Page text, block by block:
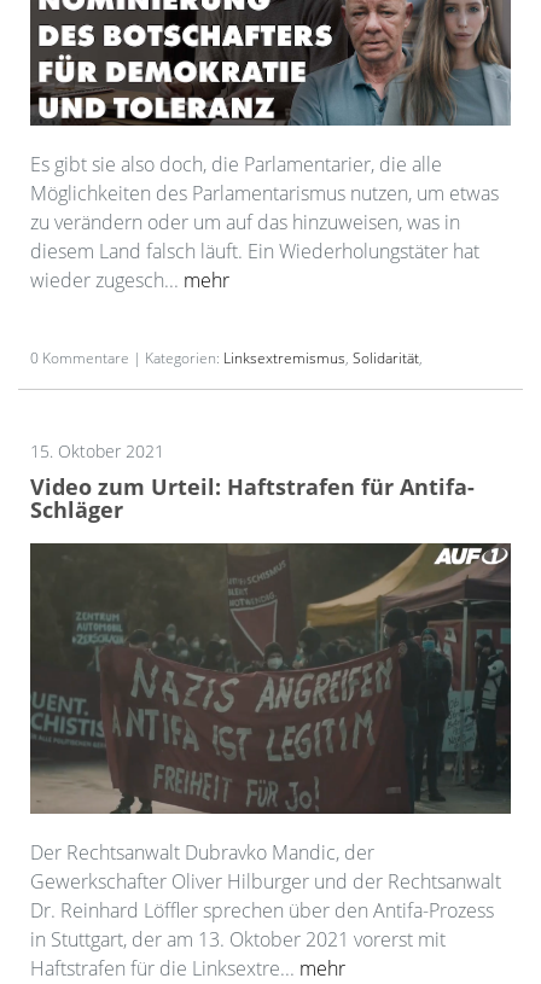
Es gibt sie also doch, die Parlamentarier, die alle
Möglichkeiten des Parlamentarismus nutzen, um etwas
zu verändern oder um auf das hinzuweisen, was in
diesem Land falsch läuft. Ein Wiederholungstäter hat
wieder zugesch... mehr
0 Kommentare | Kategorien: Linksextremismus, Solidarität,
15. Oktober 2021
Video zum Urteil: Haftstrafen für Antifa-
Schläger
Der Rechtsanwalt Dubravko Mandic, der
Gewerkschafter Oliver Hilburger und der Rechtsanwalt
Dr. Reinhard Löffler sprechen über den Antifa-Prozess
in Stuttgart, der am 13. Oktober 2021 vorerst mit
Haftstrafen für die Linksextre... mehr